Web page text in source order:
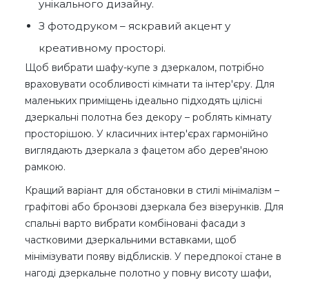
унікального дизайну.
З фотодруком – яскравий акцент у
креативному просторі.
Щоб вибрати шафу-купе з дзеркалом, потрібно
враховувати особливості кімнати та інтер'єру. Для
маленьких приміщень ідеально підходять цілісні
дзеркальні полотна без декору – роблять кімнату
просторішою. У класичних інтер'єрах гармонійно
виглядають дзеркала з фацетом або дерев'яною
рамкою.
Кращий варіант для обстановки в стилі мінімалізм –
графітові або бронзові дзеркала без візерунків. Для
спальні варто вибрати комбіновані фасади з
частковими дзеркальними вставками, щоб
мінімізувати появу відблисків. У передпокої стане в
нагоді дзеркальне полотно у повну висоту шафи,